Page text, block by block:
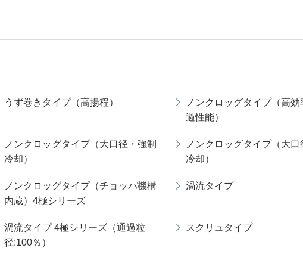
うず巻きタイプ（高揚程）
ノンクロッグタイプ（高効
過性能）
ノンクロッグタイプ（大口径・強制
冷却）
ノンクロッグタイプ（大口
冷却）
ノンクロッグタイプ（チョッパ機構
内蔵）4極シリーズ
渦流タイプ
渦流タイプ 4極シリーズ（通過粒
径:100％）
スクリュタイプ